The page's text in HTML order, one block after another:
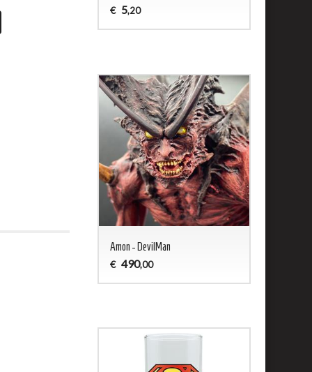
€ 5,20
Amon - DevilMan
€ 490,00